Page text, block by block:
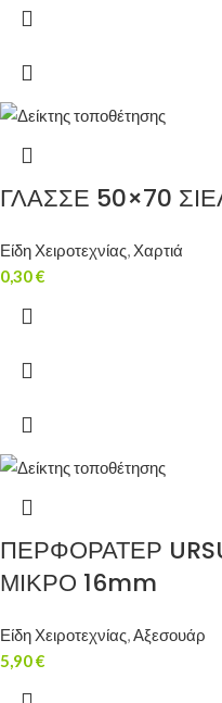
ΓΛΑΣΣΕ 50×70
Είδη Χειροτεχνίας, Χαρτιά
0,30€
ΠΕΡΦΟΡΑΤΕΡ
ΜΙΚΡΟ 16mm
Είδη Χειροτεχνίας,Αξεσουάρ
5,90€